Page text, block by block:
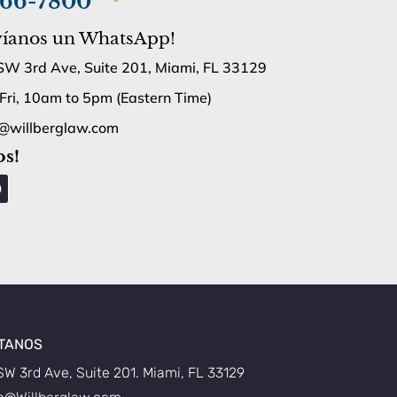
un WhatsApp!
3rd Ave, Suite 201, Miami, FL 33129
10am to 5pm (Eastern Time)
3rd Ave, Suite 201. Miami, FL 33129